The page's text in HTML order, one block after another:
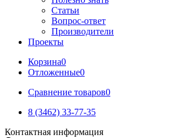
Статьи
Вопрос-ответ
Производители
Проекты
Корзина0
Отложенные0
Сравнение товаров0
8 (3462) 33-77-35
Контактная информация